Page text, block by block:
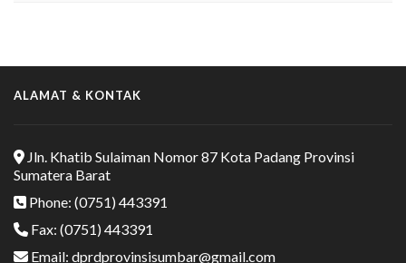
ALAMAT & KONTAK
Jln. Khatib Sulaiman Nomor 87 Kota Padang Provinsi
Sumatera Barat
Phone: (0751) 443391
Fax: (0751) 443391
Email: dprdprovinsisumbar@gmail.com